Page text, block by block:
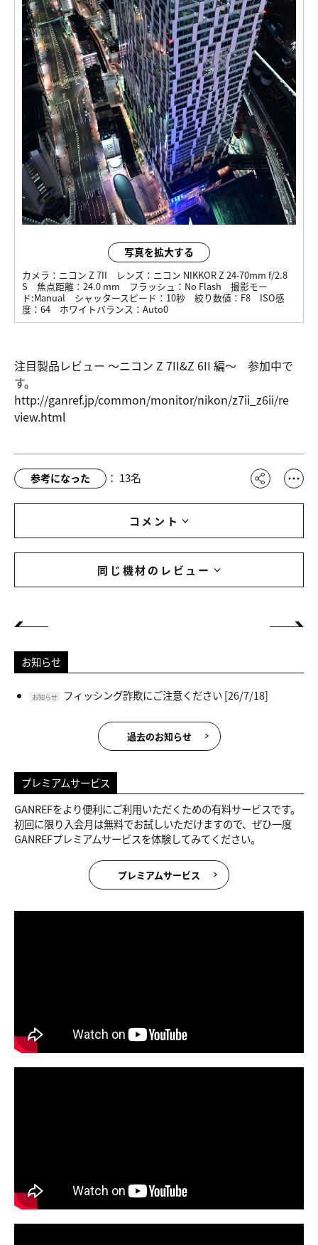
写真を拡大する
カメラ： ニコン Z 7II レンズ： ニコン NIKKOR Z 24-70mm f/2.8
S
焦点距離： 24.0 mm フラッシュ： No Flash
撮影モー
ド:Manual シャッタースピード： 10秒 絞り数値： F8
ISO感
度： 64 ホワイトバランス： Auto0
注目製品レビュー ～ニコン Z 7II&Z 6II 編～ 参加中で
す。
http://ganref.jp/common/monitor/nikon/z7ii_z6ii/re
view.html
参考になった ： 13名
コメント
同じ機材のレビュー
お知らせ
お知らせ フィッシング詐欺にご注意ください[26/7/18]
過去のお知らせ
プレミアムサービス
GANREFをより便利にご利用いただくための有料サービスです。
初回に限り入会月は無料でお試しいただけますので、ぜひ一度
GANREFプレミアムサービスを体験してみてください。
プレミアムサービス